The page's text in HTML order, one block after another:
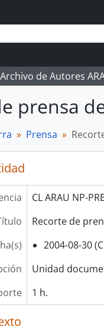
de Autores
prensa
Prensa
CL ARAU NP-
Recorte de
2004-08-30
Unidad
1 h.